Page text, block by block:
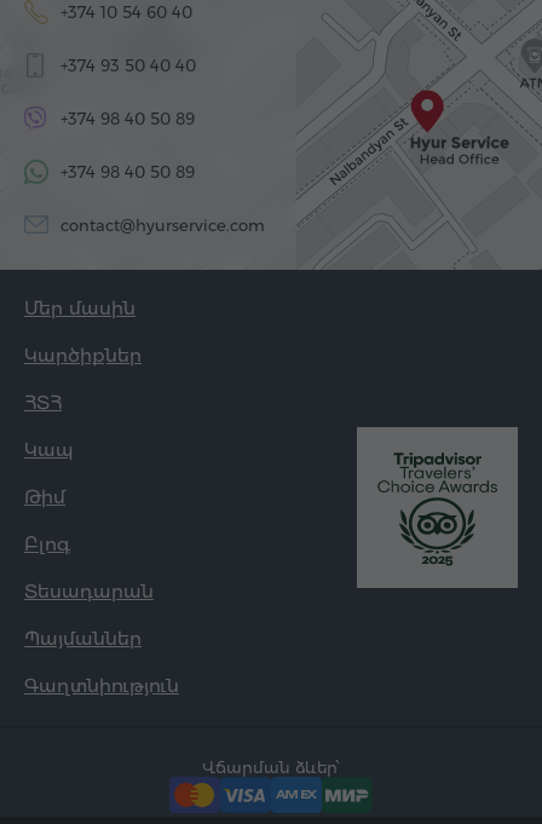
+374 10 54 60 40
+374 93 50 40 40
+374 98 40 50 89
+374 98 40 50 89
contact@hyurservice.com
Մեր մասին
Կարծիքներ
ՀՏՀ
Կապ
Թիմ
Բլոգ
Տեսադարան
Պայմաններ
Գաղտնիություն
Վճարման ձևեր՝